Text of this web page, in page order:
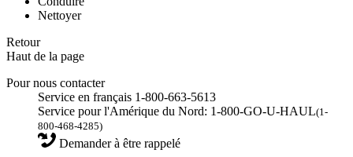
Nettoyer
Retour
Haut de la page
Pour nous contacter
Service en français 1-800-663-5613
Service pour l'Amérique du Nord: 1-800-GO-U-HAUL(1-
800-468-4285)
Demander à être rappelé